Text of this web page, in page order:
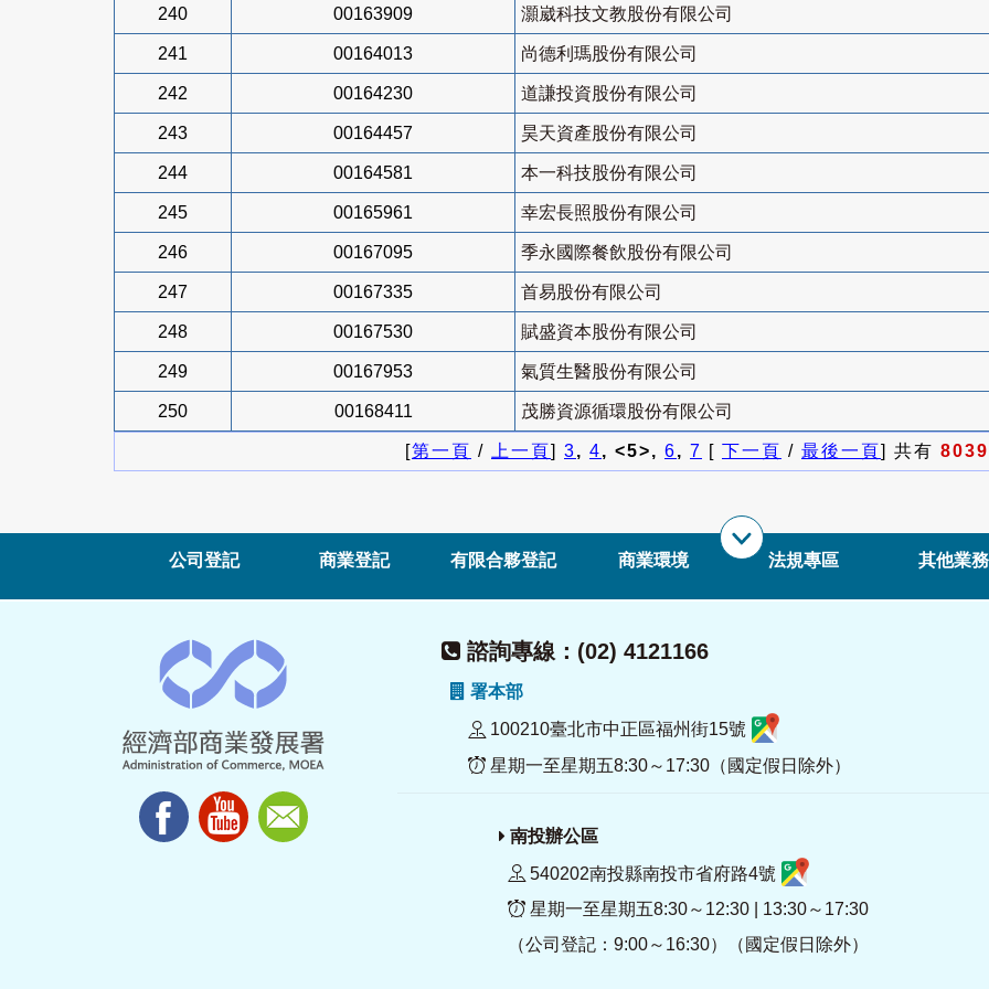
240 00163909 灝崴科技文教股份有限公司
241 00164013 尚德利瑪股份有限公司
242 00164230 道謙投資股份有限公司
243 00164457 昊天資產股份有限公司
244 00164581 本一科技股份有限公司
245 00165961 幸宏長照股份有限公司
246 00167095 季永國際餐飲股份有限公司
247 00167335 首易股份有限公司
248 00167530 賦盛資本股份有限公司
249 00167953 氣質生醫股份有限公司
250 00168411 茂勝資源循環股份有限公司
[第一頁 / 上一頁] 3, 4, <5>, 6, 7 [ 下一頁 / 最後一頁] 共有 8039
公司登記 商業登記 有限合夥登記 商業環境 法規專區 其他業務
諮詢專線：(02) 4121166
署本部
100210臺北市中正區福州街15號
星期一至星期五8:30～17:30（國定假日除外）
南投辦公區
540202南投縣南投市省府路4號
星期一至星期五8:30～12:30 | 13:30～17:30
（公司登記：9:00～16:30）（國定假日除外）